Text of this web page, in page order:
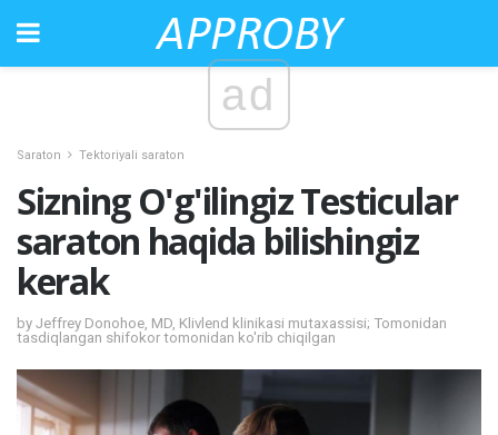
ad
Saraton Tektoriyali saraton
Sizning O'g'ilingiz Testicular
saraton haqida bilishingiz
kerak
by Jeffrey Donohoe, MD, Klivlend klinikasi mutaxassisi; Tomonidan
tasdiqlangan shifokor tomonidan ko'rib chiqilgan